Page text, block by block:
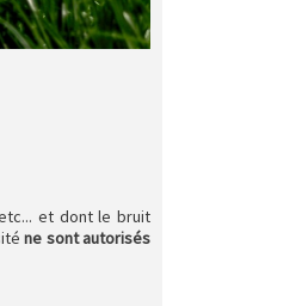
et dont le bruit
ne sont autorisés